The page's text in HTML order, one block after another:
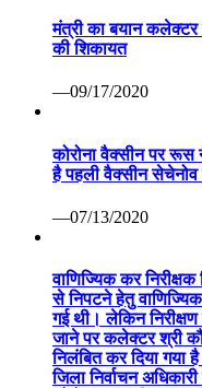
मंत्री का बयान कलेक्टर
की शिकायत
—09/17/2020
कोरोना वैक्सीन पर रूस
है पहली वैक्सीन सेचेनोव
—07/13/2020
वाणिज्यिक कर निरीक्षक
से निपटने हेतु
गई थी। लेकिन
जाने पर कलेक्टर श्री
निलंबित कर दिया गया
जिला निर्वाचन